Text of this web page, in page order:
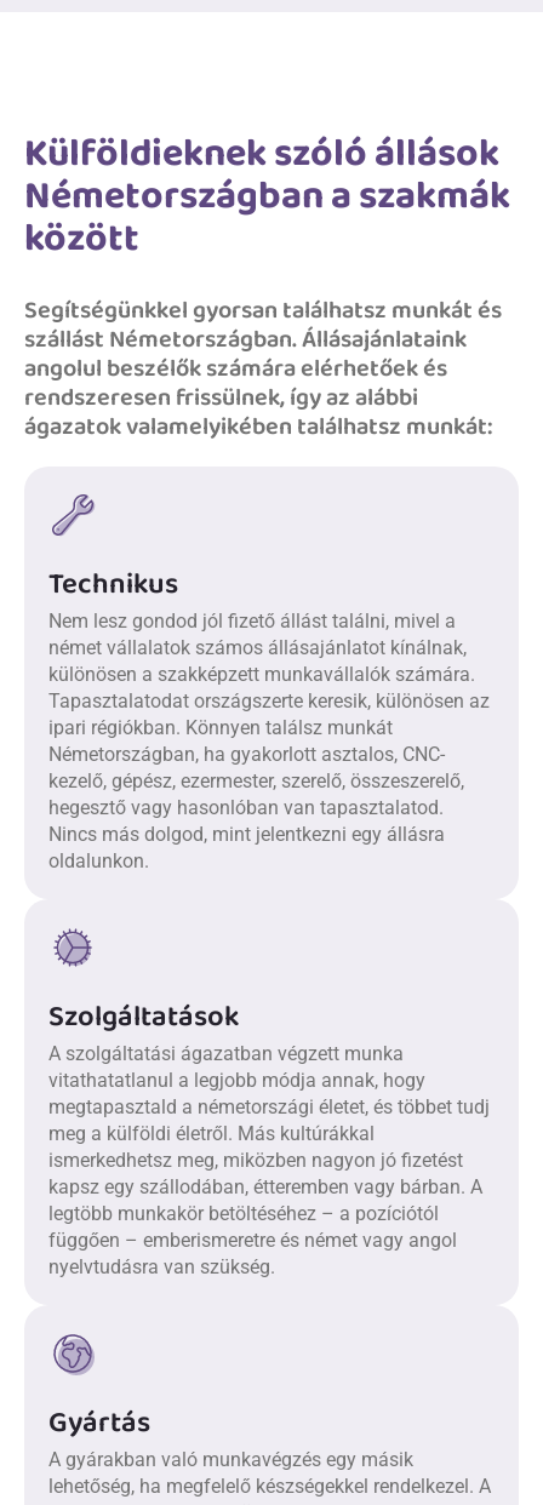
Külföldieknek szóló állások
Németországbana szakmák
között
Segítségünkkel gyorsan találhatsz munkát és
szállást Németországban. Állásajánlataink
angolul beszélők számára elérhetőek és
rendszeresen frissülnek, így az alábbi
ágazatok valamelyikében találhatsz munkát:
Technikus
Nem lesz gondod jól fizető állást találni, mivel a
német vállalatok számos állásajánlatot kínálnak,
különösen a szakképzett munkavállalók számára.
Tapasztalatodat országszerte keresik, különösen az
ipari régiókban. Könnyen találsz munkát
Németországban, ha gyakorlott asztalos, CNC-
kezelő, gépész, ezermester, szerelő, összeszerelő,
hegesztő vagy hasonlóban van tapasztalatod.
Nincs más dolgod, mint jelentkezni egy állásra
oldalunkon.
Szolgáltatások
A szolgáltatási ágazatban végzett munka
vitathatatlanul a legjobb módja annak, hogy
megtapasztald a németországi életet, és többet tudj
meg a külföldi életről. Más kultúrákkal
ismerkedhetsz meg, miközben nagyon jó fizetést
kapsz egy szállodában, étteremben vagy bárban. A
legtöbb munkakör betöltéséhez – a pozíciótól
függően – emberismeretre és német vagy angol
nyelvtudásra van szükség.
Gyártás
A gyárakban való munkavégzés egy másik
lehetőség, ha megfelelő készségekkel rendelkezel. A